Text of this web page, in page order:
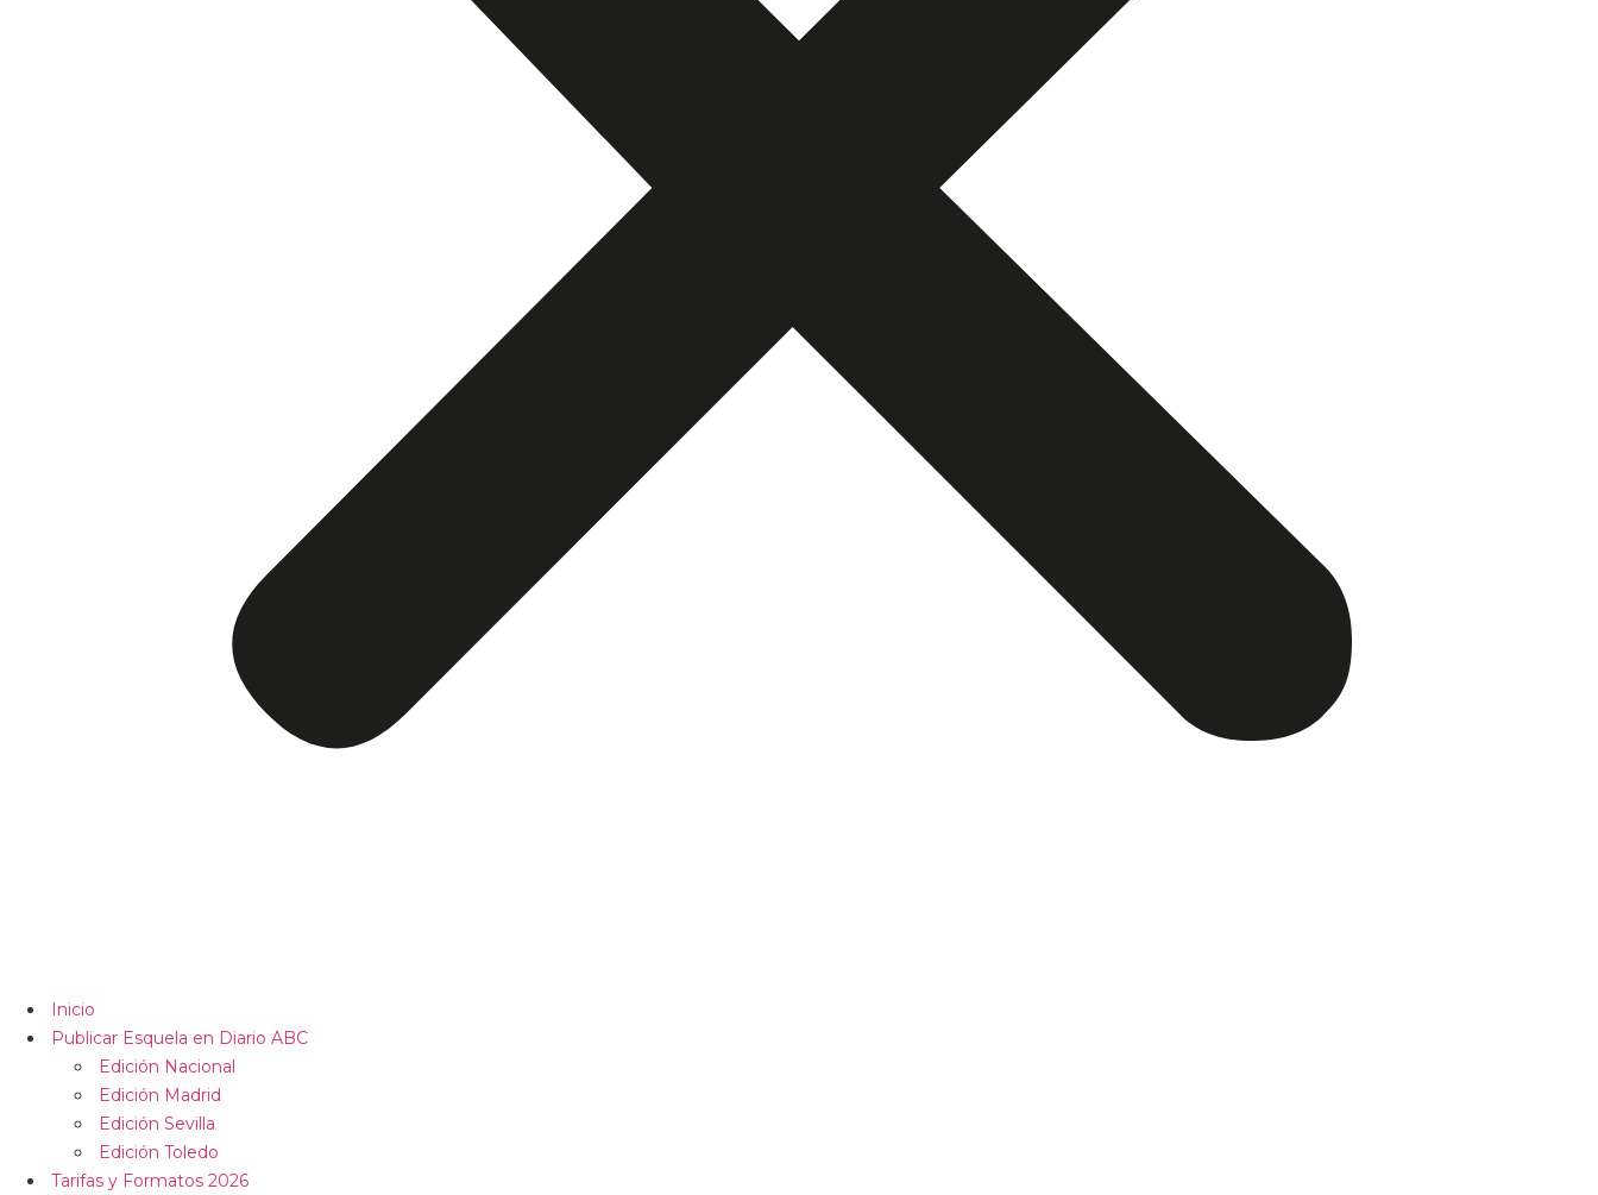
Inicio
Publicar Esquela en Diario ABC
Edición Nacional
Edición Madrid
Edición Sevilla
Edición Toledo
Tarifas y Formatos 2026